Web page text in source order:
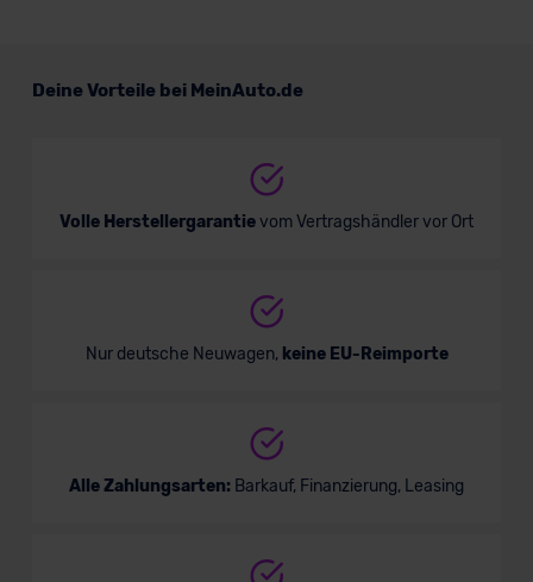
Deine Vorteile bei MeinAuto.de
Volle Herstellergarantievom Vertragshändler vor Ort
Nur deutsche Neuwagen, keine EU-Reimporte
Alle Zahlungsarten: Barkauf, Finanzierung, Leasing